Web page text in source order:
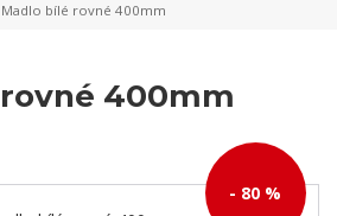
Madlo bílé rovné 400mm
400mm
- 80 %